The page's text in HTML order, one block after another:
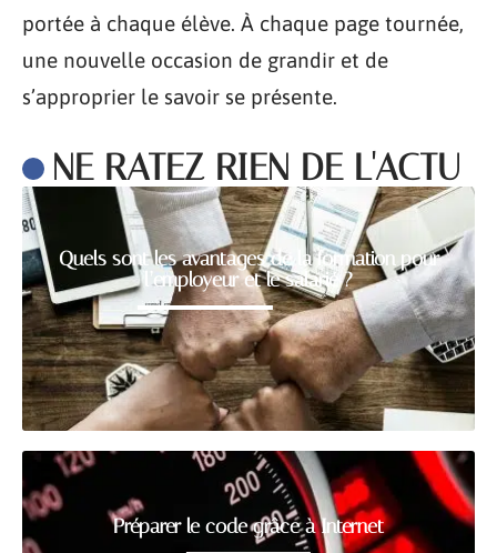
portée à chaque élève. À chaque page tournée,
une nouvelle occasion de grandir et de
s’approprier le savoir se présente.
NE RATEZ RIEN DE L'ACTU
Quels sont les avantages de la formation pour
l’employeur et le salarié ?
Préparer le code grâce à Internet